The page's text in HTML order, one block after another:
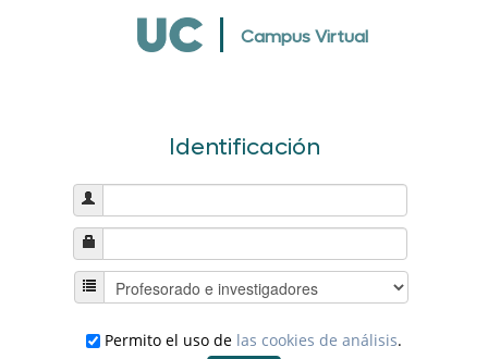
Campus Virtual
Identificación
Permito el uso de las cookies de análisis.